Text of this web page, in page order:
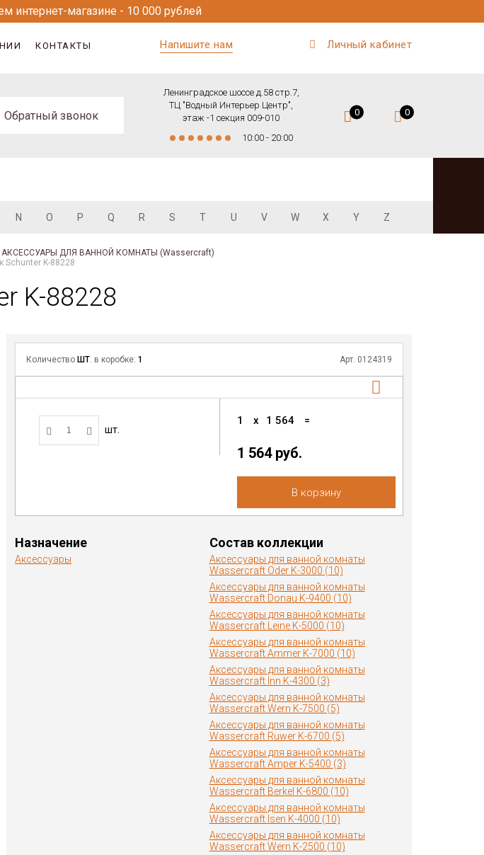
интернет-магазине - 10 000 рублей
КОНТАКТЫ Напишите нам Личный кабинет
Обратный звонок
Ленинградское шоссе д.58 стр.7,
ТЦ "Водный Интерьер Центр",
этаж -1 секция 009-010
10:00 - 20:00
0 0
N O P Q R S T U V W X Y Z
АКСЕССУАРЫ ДЛЯ ВАННОЙ КОМНАТЫ (Wassercraft)
Schunter K-88228
K-88228
Количество ШТ. в коробке:1 Арт. 0124319
шт.
1 x 1 564 =
1 564 руб.
В корзину
Назначение
Аксессуары
Состав коллекции
Аксессуары для ванной комнаты
Wassercraft Oder K-3000 (10)
Аксессуары для ванной комнаты
Wassercraft Donau K-9400 (10)
Аксессуары для ванной комнаты
Wassercraft Leine K-5000 (10)
Аксессуары для ванной комнаты
Wassercraft Ammer K-7000 (10)
Аксессуары для ванной комнаты
Wassercraft Inn K-4300 (3)
Аксессуары для ванной комнаты
Wassercraft Wern K-7500 (5)
Аксессуары для ванной комнаты
Wassercraft Ruwer K-6700 (5)
Аксессуары для ванной комнаты
Wassercraft Amper K-5400 (3)
Аксессуары для ванной комнаты
Wassercraft Berkel K-6800 (10)
Аксессуары для ванной комнаты
Wassercraft Isen K-4000 (10)
Аксессуары для ванной комнаты
Wassercraft Wern K-2500 (10)